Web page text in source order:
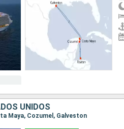
UNIDOS
Maya, Cozumel, Galveston